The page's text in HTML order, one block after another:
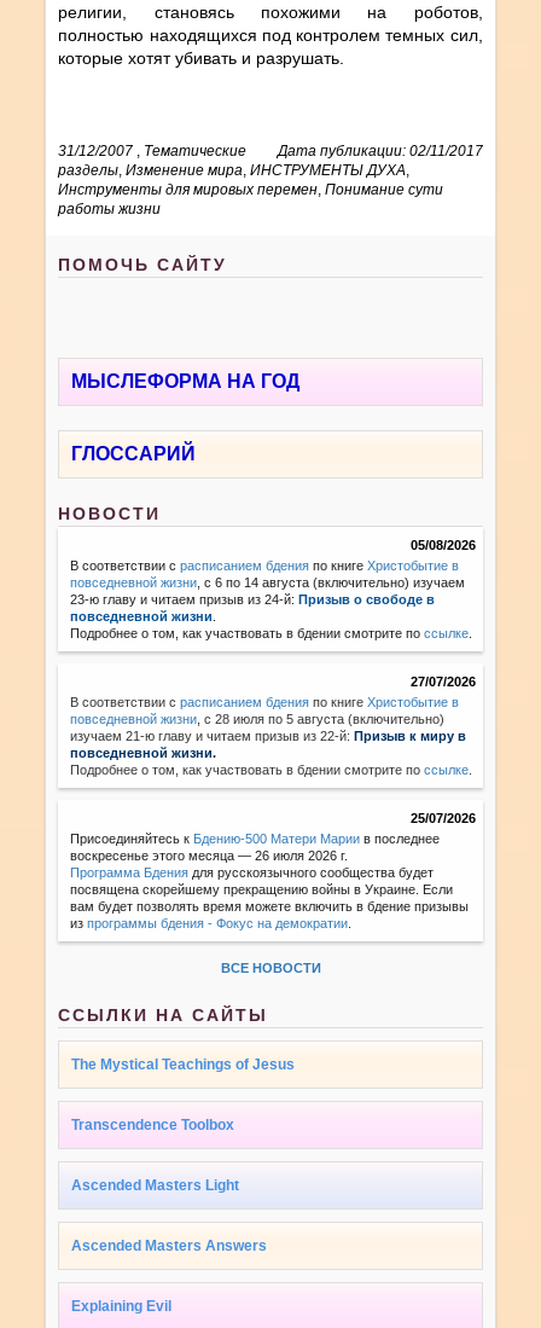
религии, становясь похожими на роботов,
полностью находящихся под контролем темных сил,
которые хотят убивать и разрушать.
31/12/2007 Дата публикации: 02/11/2017
Тематические
разделы ,Изменение мира ,ИНСТРУМЕНТЫ ДУХА
Инструменты для мировых перемен ,Понимание сути
работы жизни
ПОМОЧЬ САЙТУ
МЫСЛЕФОРМА НА ГОД
ГЛОССАРИЙ
НОВОСТИ
05/08/2026
В соответствии срасписанием бдения по книгеХристобытие в
повседневной жизни , с 6 по 14 августа (включительно) изучаем
23-ю главу и читаем призыв из 24-й:Призыв о свободе в
повседневной жизни
Подробнее о том, как участвовать в бдении смотрите поссылке
27/07/2026
В соответствии с расписанием бдения по книгеХристобытие в
повседневной жизни с 28 июля по 5 августа (включительно)
изучаем 21-ю главу и читаем призыв из 22-й:Призыв к миру в
повседневной жизни.
Подробнее о том, как участвовать в бдении смотрите поссылке
25/07/2026
Присоединяйтесь к Бдению-500 Матери Марии в последнее
воскресенье этого месяца — 26 июля 2026 г.
Программа Бдения для русскоязычного сообщества будет
посвящена скорейшему прекращению войны в Украине. Если
вам будет позволять время можете включить в бдение призывы
изпрограммы бдения - Фокус на демократии
ВСЕ НОВОСТИ
ССЫЛКИ НА САЙТЫ
The Mystical Teachings of Jesus
Transcendence Toolbox
Ascended Masters Light
Ascended Masters Answers
Explaining Evil